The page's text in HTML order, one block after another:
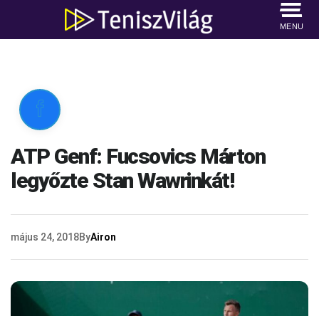
MENU

ATP Genf: Fucsovics Márton
legyőzte Stan Wawrinkát!
május 24, 2018ByAiron